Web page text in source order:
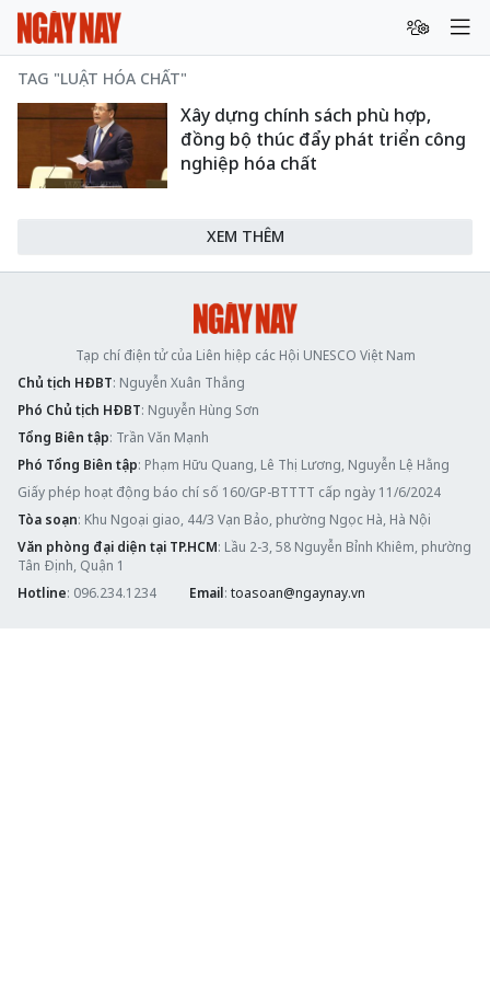
TAG "LUẬT HÓA CHẤT"
Xây dựng chính sách phù hợp,
đồng bộ thúc đẩy phát triển công
nghiệp hóa chất
XEM THÊM
Tạp chí điện tử của Liên hiệp các Hội UNESCO Việt Nam
Chủ tịch HĐBT: Nguyễn Xuân Thắng
Phó Chủ tịch HĐBT: Nguyễn Hùng Sơn
Tổng Biên tập: Trần Văn Mạnh
Phó Tổng Biên tập: Phạm Hữu Quang, Lê Thị Lương, Nguyễn Lệ Hằng
Giấy phép hoạt động báo chí số 160/GP-BTTTT cấp ngày 11/6/2024
Tòa soạn: Khu Ngoại giao, 44/3 Vạn Bảo, phường Ngọc Hà, Hà Nội
Văn phòng đại diện tại TP.HCM: Lầu 2-3, 58 Nguyễn Bỉnh Khiêm, phường
Tân Định, Quận 1
Hotline: 096.234.1234 Email: toasoan@ngaynay.vn